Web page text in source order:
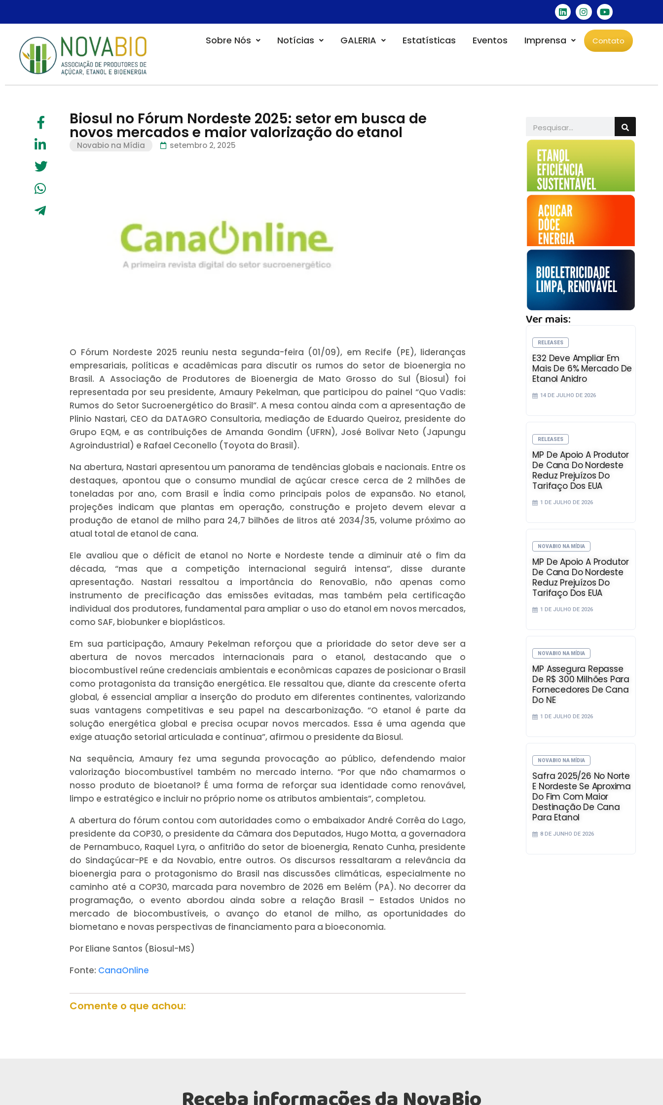
Sobre Nós Notícias GALERIA Estatísticas Eventos Imprensa Contato
Biosul no Fórum Nordeste 2025: setor em busca de
novos mercados e maior valorização do etanol
Novabio na Mídia setembro 2, 2025
O Fórum Nordeste 2025 reuniu nesta segunda-feira (01/09), em Recife (PE), lideranças
empresariais, políticas e acadêmicas para discutir os rumos do setor de bioenergia no
Brasil. A Associação de Produtores de Bioenergia de Mato Grosso do Sul (Biosul) foi
representada por seu presidente, Amaury Pekelman, que participou do painel “Quo Vadis:
Rumos do Setor Sucroenergético do Brasil”. A mesa contou ainda com a apresentação de
Plinio Nastari, CEO da DATAGRO Consultoria, mediação de Eduardo Queiroz, presidente do
Grupo EQM, e as contribuições de Amanda Gondim (UFRN), José Bolivar Neto (Japungu
Agroindustrial) e Rafael Ceconello (Toyota do Brasil).
Na abertura, Nastari apresentou um panorama de tendências globais e nacionais. Entre os
destaques, apontou que o consumo mundial de açúcar cresce cerca de 2 milhões de
toneladas por ano, com Brasil e Índia como principais polos de expansão. No etanol,
projeções indicam que plantas em operação, construção e projeto devem elevar a
produção de etanol de milho para 24,7 bilhões de litros até 2034/35, volume próximo ao
atual total de etanol de cana.
Ele avaliou que o déficit de etanol no Norte e Nordeste tende a diminuir até o fim da
década, “mas que a competição internacional seguirá intensa”, disse durante
apresentação. Nastari ressaltou a importância do RenovaBio, não apenas como
instrumento de precificação das emissões evitadas, mas também pela certificação
individual dos produtores, fundamental para ampliar o uso do etanol em novos mercados,
como SAF, biobunker e bioplásticos.
Em sua participação, Amaury Pekelman reforçou que a prioridade do setor deve ser a
abertura de novos mercados internacionais para o etanol, destacando que o
biocombustível reúne credenciais ambientais e econômicas capazes de posicionar o Brasil
como protagonista da transição energética. Ele ressaltou que, diante da crescente oferta
global, é essencial ampliar a inserção do produto em diferentes continentes, valorizando
suas vantagens competitivas e seu papel na descarbonização. “O etanol é parte da
solução energética global e precisa ocupar novos mercados. Essa é uma agenda que
exige atuação setorial articulada e contínua”, afirmou o presidente da Biosul.
Na sequência, Amaury fez uma segunda provocação ao público, defendendo maior
valorização biocombustível também no mercado interno. “Por que não chamarmos o
nosso produto de bioetanol? É uma forma de reforçar sua identidade como renovável,
limpo e estratégico e incluir no próprio nome os atributos ambientais”, completou.
A abertura do fórum contou com autoridades como o embaixador André Corrêa do Lago,
presidente da COP30, o presidente da Câmara dos Deputados, Hugo Motta, a governadora
de Pernambuco, Raquel Lyra, o anfitrião do setor de bioenergia, Renato Cunha, presidente
do Sindaçúcar-PE e da Novabio, entre outros. Os discursos ressaltaram a relevância da
bioenergia para o protagonismo do Brasil nas discussões climáticas, especialmente no
caminho até a COP30, marcada para novembro de 2026 em Belém (PA). No decorrer da
programação, o evento abordou ainda sobre a relação Brasil – Estados Unidos no
mercado de biocombustíveis, o avanço do etanol de milho, as oportunidades do
biometano e novas perspectivas de financiamento para a bioeconomia.
Por Eliane Santos (Biosul-MS)
Fonte: CanaOnline
Comente o que achou:
Ver mais:
RELEASES
E32 Deve Ampliar Em
Mais De 6% Mercado De
Etanol Anidro
14 DE JULHO DE 2026
RELEASES
MP De Apoio A Produtor
De Cana Do Nordeste
Reduz Prejuízos Do
Tarifaço Dos EUA
1 DE JULHO DE 2026
NOVABIO NA MÍDIA
MP De Apoio A Produtor
De Cana Do Nordeste
Reduz Prejuízos Do
Tarifaço Dos EUA
1 DE JULHO DE 2026
NOVABIO NA MÍDIA
MP Assegura Repasse
De R$ 300 Milhões Para
Fornecedores De Cana
Do NE
1 DE JULHO DE 2026
NOVABIO NA MÍDIA
Safra 2025/26 No Norte
E Nordeste Se Aproxima
Do Fim Com Maior
Destinação De Cana
Para Etanol
8 DE JUNHO DE 2026